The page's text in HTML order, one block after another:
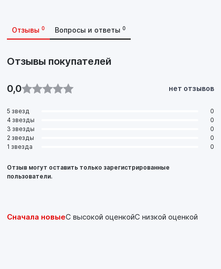
Отзывы 0 Вопросы и ответы 0
Отзывы покупателей
0,0 нет отзывов
5 звезд
0
4 звезды
0
3 звезды
0
2 звезды
0
1 звезда
0
Отзыв могут оставить только зарегистрированные
пользователи.
Сначала новыеС высокой оценкойС низкой оценкой